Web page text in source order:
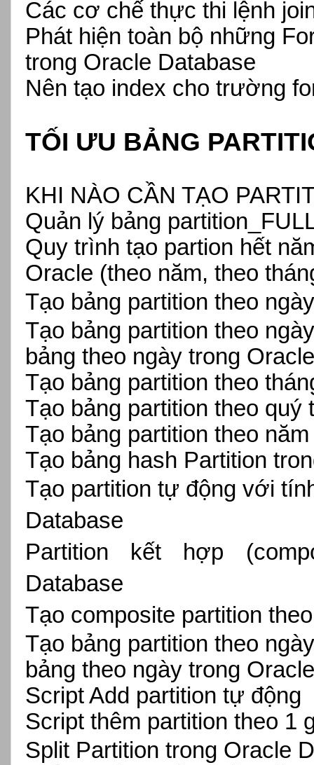
Các cơ chế thực thi lệnh
Phát hiện toàn bộ những
trong Oracle Database
Nên tạo index cho trường
TỐI ƯU BẢNG
KHI NÀO CẦN TẠO
Quản lý bảng
Quy trình tạo partion hết
Oracle (theo năm, theo
Tạo bảng partition theo
Tạo bảng partition theo
bảng theo ngày trong
Tạo bảng partition theo
Tạo bảng partition theo quý
Tạo bảng partition theo
Tạo bảng hash Partition
Tạo partition tự động với
Database
Partition kết hợp
Database
Tạo composite partition
Tạo bảng partition theo
bảng theo ngày trong
Script Add partition tự động
Script thêm partition theo 1
Split Partition trong Oracle